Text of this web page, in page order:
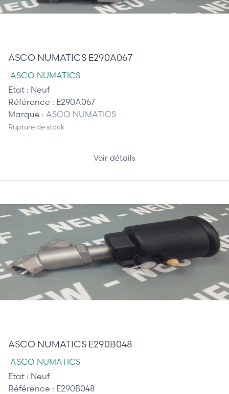
ASCO NUMATICS E290A067
ASCO NUMATICS
Etat : Neuf
Référence : E290A067
Marque : ASCO NUMATICS
Rupture de stock
Voir détails
ASCO NUMATICS E290B048
ASCO NUMATICS
Etat : Neuf
Référence : E290B048